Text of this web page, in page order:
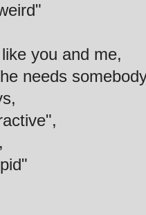
you and me,
needs